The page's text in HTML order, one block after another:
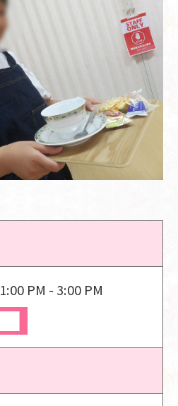
1:00 PM - 3:00 PM